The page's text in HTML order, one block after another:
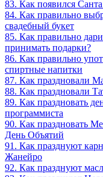
83. Как появился
84. Как правильно
свадебный букет
85. Как правильно
принимать подарки?
86. Как правильно
спиртные напитки
87. Как праздновали
88. Как праздновали
89. Как праздновать
программиста
90. Как праздновать
День Объятий
91. Как празднуют
Жанейро
92. Как празднуют